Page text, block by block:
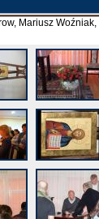
Mariusz